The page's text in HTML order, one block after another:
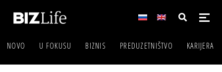
NOVO U FOKUSU BIZNIS PREDUZETNIŠTVO KARIJERA